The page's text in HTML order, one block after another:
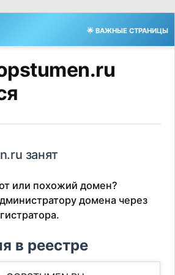
🌟 ВАЖНЫЕ СТРАНИЦЫ
занят
или похожий домен?
домена через
в реестре